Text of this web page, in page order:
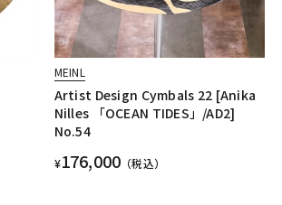
MEINL
Artist Design Cymbals 22 [Anika
Nilles 「OCEAN TIDES」/AD2]
No.54
¥176,000 （税込）